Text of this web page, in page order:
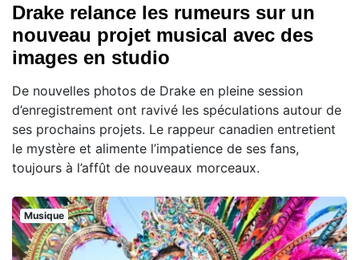
Drake relance les rumeurs sur un
nouveau projet musical avec des
images en studio
De nouvelles photos de Drake en pleine session
d’enregistrement ont ravivé les spéculations autour de
ses prochains projets. Le rappeur canadien entretient
le mystère et alimente l’impatience de ses fans,
toujours à l’affût de nouveaux morceaux.
Musique